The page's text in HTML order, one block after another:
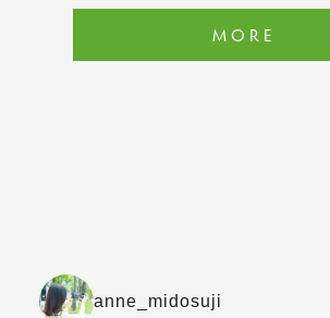
MORE
anne_midosuji